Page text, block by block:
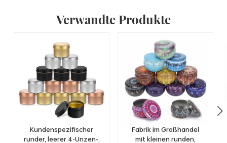
Verwandte Produkte
Kundenspezifischer
runder, leerer 4-Unzen-,
Fabrik im Großhandel
mit kleinen runden,